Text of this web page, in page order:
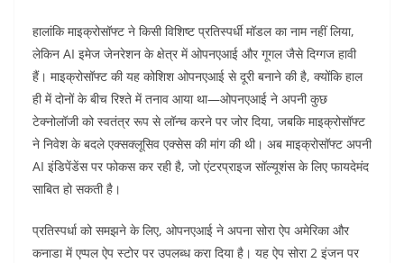
हालांकि माइक्रोसॉफ्ट ने किसी विशिष्ट प्रतिस्पर्धी मॉडल का नाम नहीं लिया,
लेकिन AI इमेज जेनरेशन के क्षेत्र में ओपनएआई और गूगल जैसे दिग्गज हावी
हैं। माइक्रोसॉफ्ट की यह कोशिश ओपनएआई से दूरी बनाने की है, क्योंकि हाल
ही में दोनों के बीच रिश्ते में तनाव आया था—ओपनएआई ने अपनी कुछ
टेक्नोलॉजी को स्वतंत्र रूप से लॉन्च करने पर जोर दिया, जबकि माइक्रोसॉफ्ट
ने निवेश के बदले एक्सक्लूसिव एक्सेस की मांग की थी। अब माइक्रोसॉफ्ट अपनी
AI इंडिपेंडेंस पर फोकस कर रही है, जो एंटरप्राइज सॉल्यूशंस के लिए फायदेमंद
साबित हो सकती है।
प्रतिस्पर्धा को समझने के लिए, ओपनएआई ने अपना सोरा ऐप अमेरिका और
कनाडा में एप्पल ऐप स्टोर पर उपलब्ध करा दिया है। यह ऐप सोरा 2 इंजन पर